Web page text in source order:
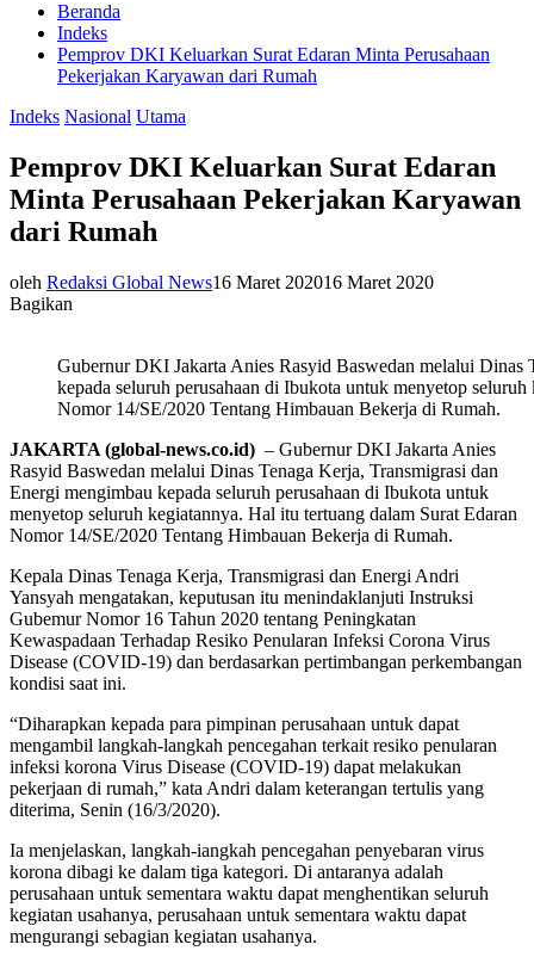
Beranda
Indeks
Pemprov DKI Keluarkan Surat Edaran Minta Perusahaan
Pekerjakan Karyawan dari Rumah
Indeks Nasional Utama
Pemprov DKI Keluarkan Surat Edaran
Minta Perusahaan Pekerjakan Karyawan
dari Rumah
oleh Redaksi Global News16 Maret 202016 Maret 2020
Bagikan
Gubernur DKI Jakarta Anies Rasyid Baswedan melalui Dinas
kepada seluruh perusahaan di Ibukota untuk menyetop
Nomor 14/SE/2020 Tentang Himbauan Bekerja di Rumah.
JAKARTA (global-news.co.id) – Gubernur DKI Jakarta Anies
Rasyid Baswedan melalui Dinas Tenaga Kerja, Transmigrasi dan
Energi mengimbau kepada seluruh perusahaan di Ibukota untuk
menyetop seluruh kegiatannya. Hal itu tertuang dalam Surat Edaran
Nomor 14/SE/2020 Tentang Himbauan Bekerja di Rumah.
Kepala Dinas Tenaga Kerja, Transmigrasi dan Energi Andri
Yansyah mengatakan, keputusan itu menindaklanjuti Instruksi
Gubemur Nomor 16 Tahun 2020 tentang Peningkatan
Kewaspadaan Terhadap Resiko Penularan Infeksi Corona Virus
Disease (COVID-19) dan berdasarkan pertimbangan perkembangan
kondisi saat ini.
“Diharapkan kepada para pimpinan perusahaan untuk dapat
mengambil langkah-langkah pencegahan terkait resiko penularan
infeksi korona Virus Disease (COVID-19) dapat melakukan
pekerjaan di rumah,” kata Andri dalam keterangan tertulis yang
diterima, Senin (16/3/2020).
Ia menjelaskan, langkah-iangkah pencegahan penyebaran virus
korona dibagi ke dalam tiga kategori. Di antaranya adalah
perusahaan untuk sementara waktu dapat menghentikan seluruh
kegiatan usahanya, perusahaan untuk sementara waktu dapat
mengurangi sebagian kegiatan usahanya.